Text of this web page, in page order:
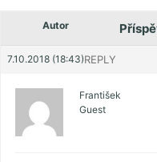
Autor
7.10.2018 (18:43)REPLY
František
Guest